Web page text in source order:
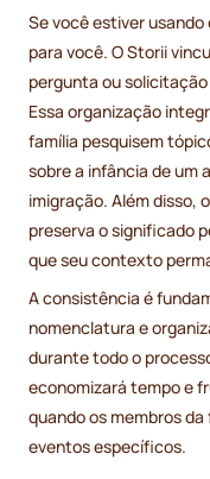
Se você estiver
para você. O Storii
pergunta ou
Essa organização
família pesquisem
sobre a infância de um
imigração. Além disso,
preserva o significado
que seu contexto
A consistência é
nomenclatura e
durante todo o
economizará tempo e
quando os membros
eventos específicos.